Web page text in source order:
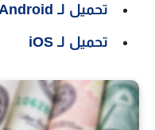
تحميل لـ Android
تحميل لـ iOS